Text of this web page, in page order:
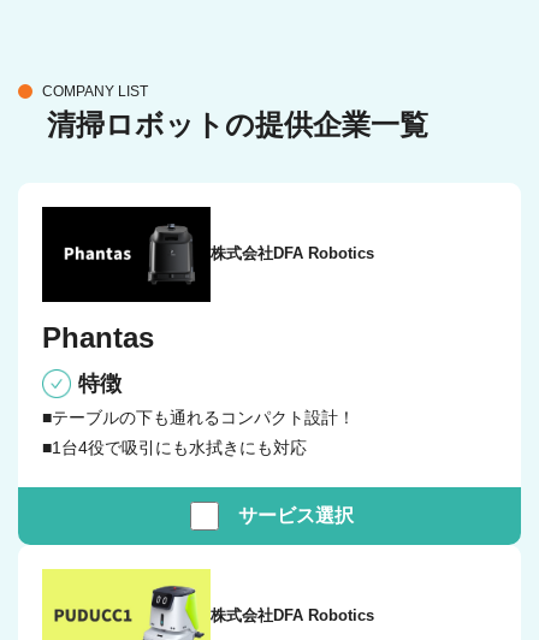
COMPANY LIST
清掃ロボットの提供企業一覧
株式会社DFA Robotics
Phantas
特徴
■テーブルの下も通れるコンパクト設計！
■1台4役で吸引にも水拭きにも対応
サービス選択
株式会社DFA Robotics